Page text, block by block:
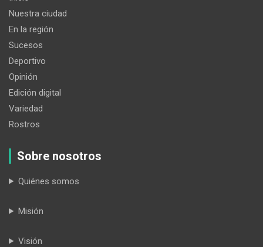
Nuestra ciudad
En la región
Sucesos
Deportivo
Opinión
Edición digital
Variedad
Rostros
Sobre nosotros
Quiénes somos
Misión
Visión